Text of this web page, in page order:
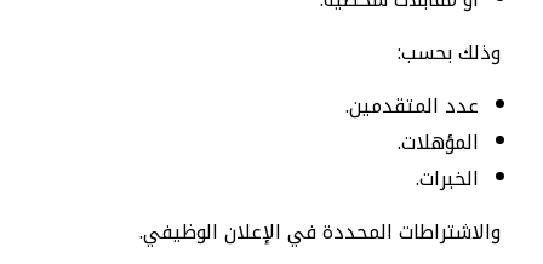
وذلك بحسب:
عدد المتقدمين.
المؤهلات.
الخبرات.
والاشتراطات المحددة في الإعلان الوظيفي.